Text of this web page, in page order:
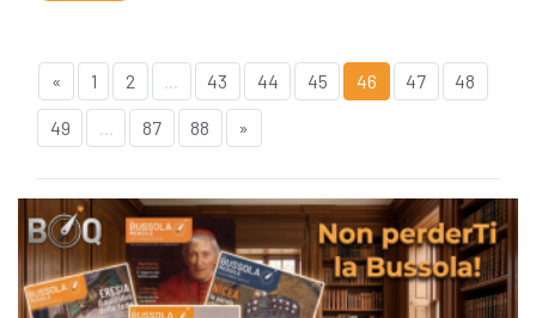
« 1 2 ... 43 44 45 46 47 48
49 ... 87 88 »